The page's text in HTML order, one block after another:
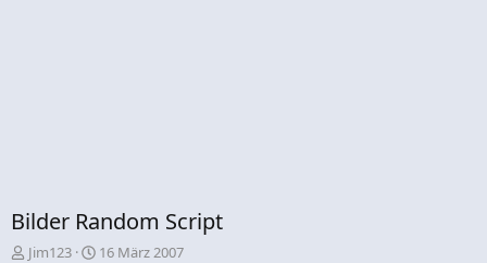
Bilder Random Script
E
Jim123
E16 März 2007